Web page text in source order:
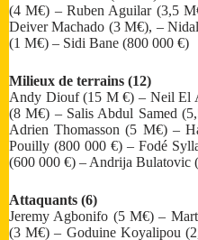
(4 M€) – Ruben Aguilar (3,5
Deiver Machado (3 M€), –
(1 M€) – Sidi Bane (800 000 €)
Milieux de terrains (12)
Andy Diouf (15 M €) – Neil El
(8 M€) – Salis Abdul Samed
Adrien Thomasson (5 M€) –
Pouilly (800 000 €) – Fodé
(600 000 €) – Andrija Bulatovic
Attaquants (6)
Jeremy Agbonifo (5 M€) –
(3 M€) – Goduine Koyalipou